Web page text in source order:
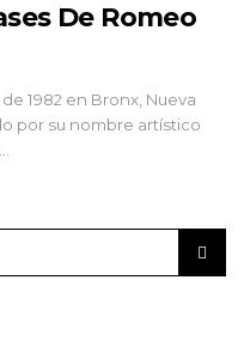
De Romeo
1982 en Bronx, Nueva
por su nombre artístico